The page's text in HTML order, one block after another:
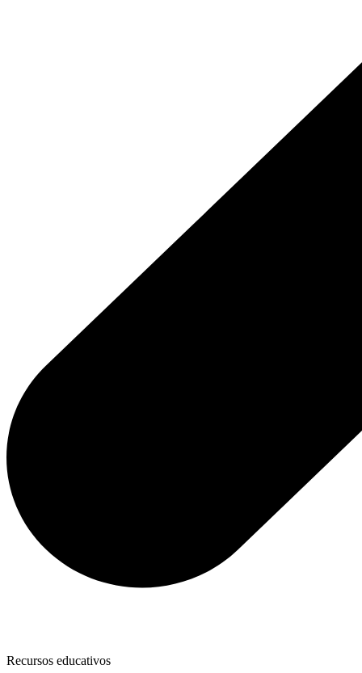
Recursos educativos